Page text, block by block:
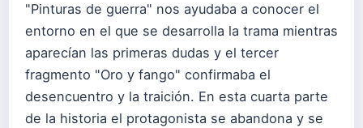
"Pinturas de guerra" nos ayudaba a conocer el
entorno en el que se desarrolla la trama mientras
aparecían las primeras dudas y el tercer
fragmento "Oro y fango" confirmaba el
desencuentro y la traición. En esta cuarta parte
de la historia el protagonista se abandona y se